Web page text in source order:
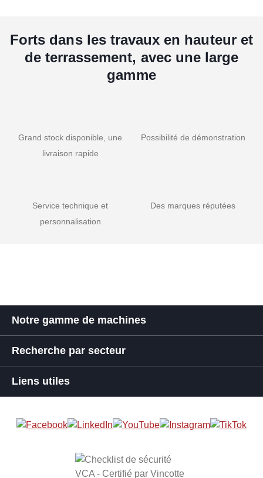
Forts dans les travaux en hauteur et
de terrassement, avec une large
gamme
Grand stock disponible, une
livraison rapide
Possibilité de démonstration
Service technique et
personnalisation
Des marques réputées
Notre gamme de machines
Recherche par secteur
Liens utiles